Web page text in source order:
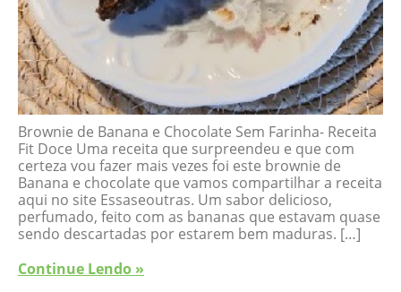
Brownie de Banana e Chocolate Sem Farinha- Receita
Fit Doce Uma receita que surpreendeu e que com
certeza vou fazer mais vezes foi este brownie de
Banana e chocolate que vamos compartilhar a receita
aqui no site Essaseoutras. Um sabor delicioso,
perfumado, feito com as bananas que estavam quase
sendo descartadas por estarem bem maduras. […]
Continue Lendo »